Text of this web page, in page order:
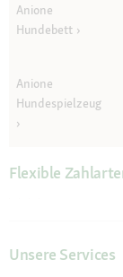
Anione
Hundebett
Anione
Hundespielzeug
Flexible
Unsere Services